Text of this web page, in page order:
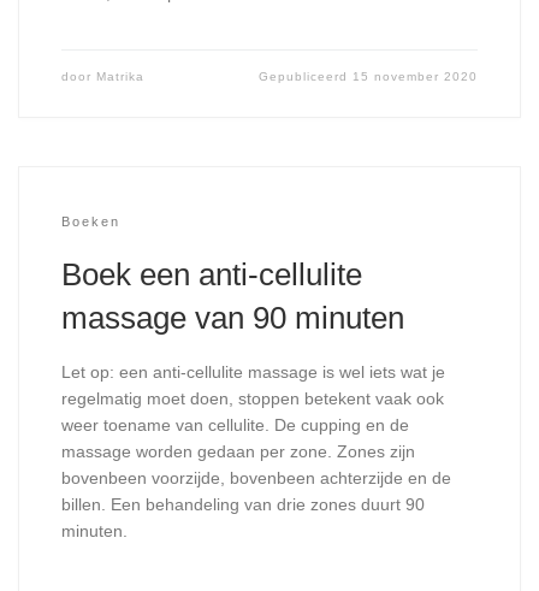
door Matrika Gepubliceerd 15 november 2020
Boeken
Boek een anti-cellulite
massage van 90 minuten
Let op: een anti-cellulite massage is wel iets wat je
regelmatig moet doen, stoppen betekent vaak ook
weer toename van cellulite. De cupping en de
massage worden gedaan per zone. Zones zijn
bovenbeen voorzijde, bovenbeen achterzijde en de
billen. Een behandeling van drie zones duurt 90
minuten.